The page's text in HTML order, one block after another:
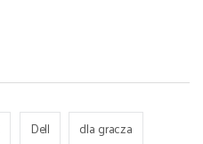
Dell
dla gracza